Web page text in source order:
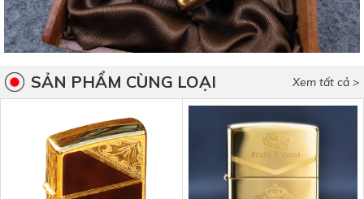
Xem tất cả >
SẢN PHẨM CÙNG LOẠI